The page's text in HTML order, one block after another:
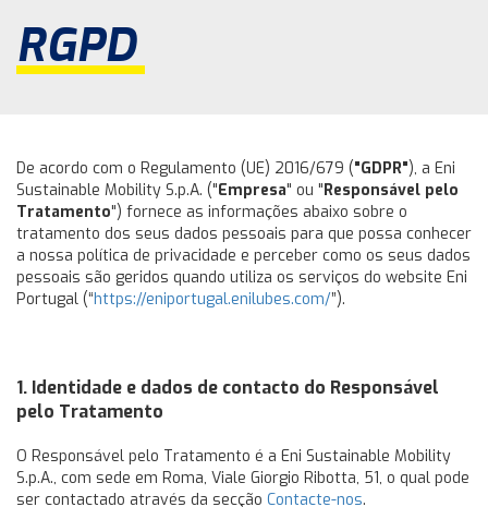
RGPD
De acordo com o Regulamento (UE) 2016/679 ("GDPR"), a Eni
Sustainable Mobility S.p.A. ("Empresa" ou "Responsável pelo
Tratamento") fornece as informações abaixo sobre o
tratamento dos seus dados pessoais para que possa conhecer
a nossa política de privacidade e perceber como os seus dados
pessoais são geridos quando utiliza os serviços do website Eni
Portugal (“https://eniportugal.enilubes.com/”).
1. Identidade e dados de contacto do Responsável
pelo Tratamento
O Responsável pelo Tratamento é a Eni Sustainable Mobility
S.p.A., com sede em Roma, Viale Giorgio Ribotta, 51, o qual pode
ser contactado através da secção Contacte-nos.